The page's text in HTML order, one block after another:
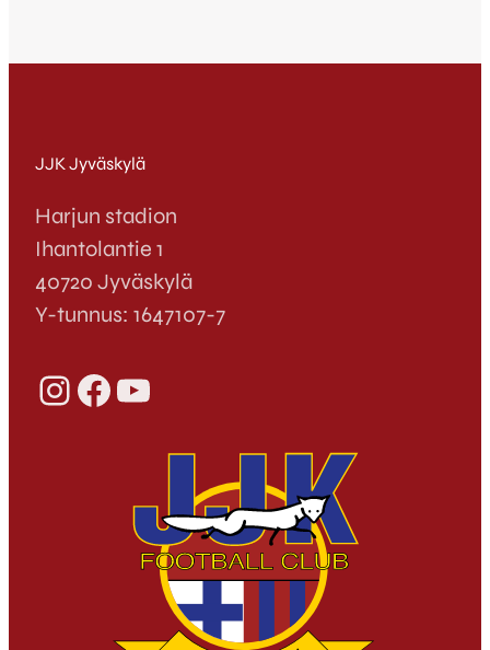
verkkopalvelusta – tervetuloa!
JJK Jyväskylä
Harjun stadion
Ihantolantie 1
40720 Jyväskylä
Y-tunnus: 1647107-7
InstagramFacebook YouTube